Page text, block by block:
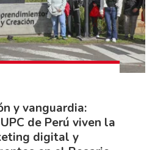
y vanguardia:
de Perú viven la
digital y